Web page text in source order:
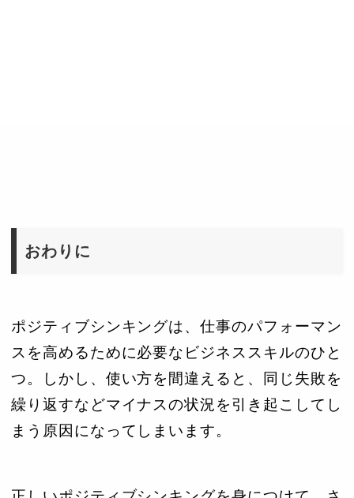
おわりに
ポジティブシンキングは、仕事のパフォーマン
スを高めるために必要なビジネススキルのひと
つ。しかし、使い方を間違えると、同じ失敗を
繰り返すなどマイナスの状況を引き起こしてし
まう原因になってしまいます。